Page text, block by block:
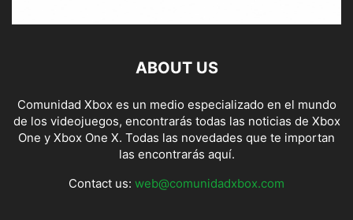
ABOUT US
Comunidad Xbox es un medio especializado en el mundo
de los videojuegos, encontrarás todas las noticias de Xbox
One y Xbox One X. Todas las novedades que te importan
las encontrarás aquí.
Contact us: web@comunidadxbox.com